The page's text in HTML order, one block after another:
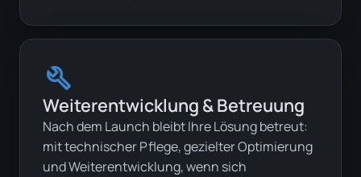
build
Weiterentwicklung & Betreuung
Nach dem Launch bleibt Ihre Lösung betreut:
mit technischer Pflege, gezielter Optimierung
und Weiterentwicklung, wenn sich